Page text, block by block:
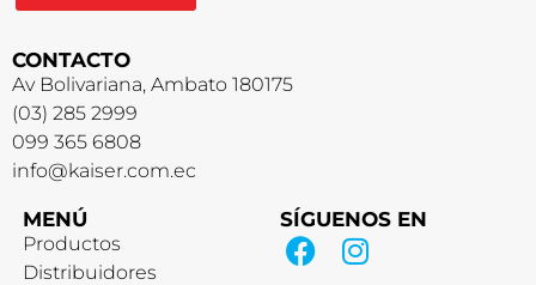
CONTACTO
Av Bolivariana, Ambato 180175
(03) 285 2999
099 365 6808
info@kaiser.com.ec
MENÚ
Productos
Distribuidores
SÍGUENOS EN